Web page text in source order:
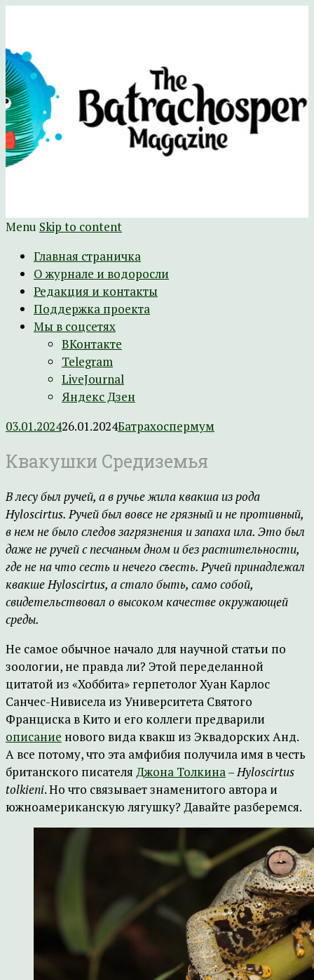
The Batrachospermum Magazine
Батрахоспермум (официальный сайт)
Menu Skip to content
Главная страничка
О журнале и водоросли
Редакция и контакты
Поддержка проекта
Мы в соцсетях
ВКонтакте
Telegram
LiveJournal
Яндекс Дзен
03.01.202426.01.2024Батрахоспермум
Квакушки Средиземья
В лесу был ручей, а в ручье жила квакша из рода
Hyloscirtus. Ручей был вовсе не грязный и не противный,
в нем не было следов загрязнения и запаха ила. Это был
даже не ручей с песчаным дном и без растительности,
где не на что сесть и нечего съесть. Ручей принадлежал
квакше Hyloscirtus, а стало быть, само собой,
свидетельствовал о высоком качестве окружающей
среды.
Не самое обычное начало для научной статьи по
зоологии, не правда ли? Этой переделанной
цитатой из «Хоббита» герпетолог Хуан Карлос
Санчес-Нивисела из Университета Святого
Франциска в Кито и его коллеги предварили
описание нового вида квакш из Эквадорских Анд.
А все потому, что эта амфибия получила имя в честь
британского писателя Джона Толкина–Hyloscirtus
tolkieni. Но что связывает знаменитого автора и
южноамериканскую лягушку? Давайте разберемся.